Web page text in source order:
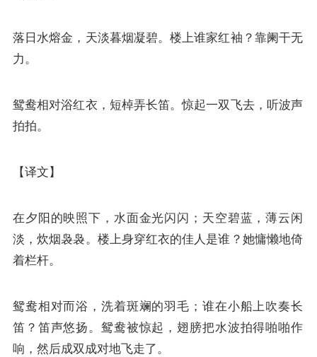
落日水熔金，天淡暮烟凝碧。楼上谁家红袖？靠阑干无
力。
鸳鸯相对浴红衣，短棹弄长笛。惊起一双飞去，听波声
拍拍。
【译文】
在夕阳的映照下，水面金光闪闪；天空碧蓝，薄云闲
淡，炊烟袅袅。楼上身穿红衣的佳人是谁？她慵懒地倚
着栏杆。
鸳鸯相对而浴，洗着斑斓的羽毛；谁在小船上吹奏长
笛？笛声悠扬。鸳鸯被惊起，翅膀把水波拍得啪啪作
响，然后成双成对地飞走了。